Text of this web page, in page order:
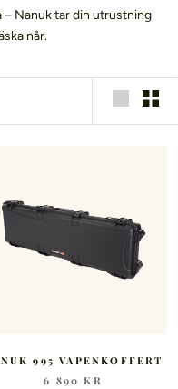
– Nanuk tar din utrustning
når.
995 VAPENKOFFERT
6 890 KR